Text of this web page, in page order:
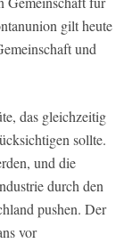
gilt heute
und
das gleichzeitig
sollte.
und die
durch den
pushen. Der
vor